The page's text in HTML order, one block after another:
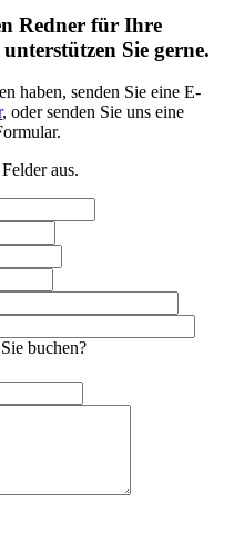
Redner für Ihre
Sie gerne.
haben, senden Sie eine E-
, oder senden Sie uns eine
aus.
buchen?